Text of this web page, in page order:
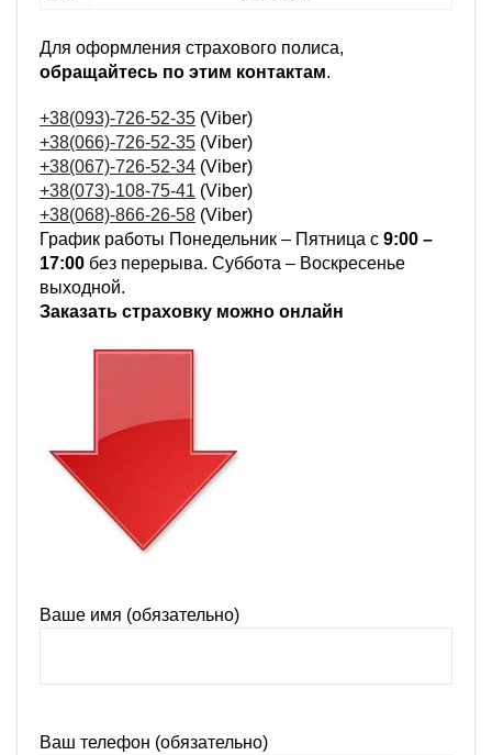
Для оформления страхового полиса,
обращайтесь по этим контактам.
+38(093)-726-52-35 (Viber)
+38(066)-726-52-35 (Viber)
+38(067)-726-52-34 (Viber)
+38(073)-108-75-41 (Viber)
+38(068)-866-26-58 (Viber)
График работы Понедельник – Пятница с 9:00 –
17:00 без перерыва. Суббота – Воскресенье
выходной.
Заказать страховку можно онлайн
Ваше имя (обязательно)
Ваш телефон (обязательно)